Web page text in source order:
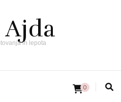
Ajda
in lepota
0